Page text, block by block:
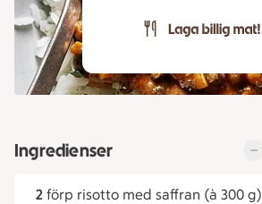
Ingredienser
2 förp risotto med saffran (à 300 g)